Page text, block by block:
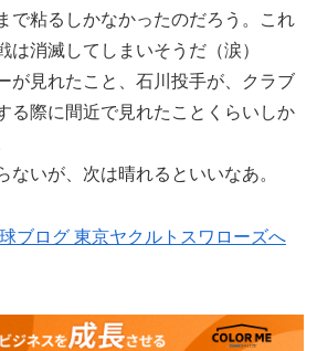
で粘るしかなかったのだろう。これ
は消滅してしまいそうだ（涙）
が見れたこと、石川投手が、クラブ
る際に間近で見れたことくらいしか
ないが、次は晴れるといいなあ。